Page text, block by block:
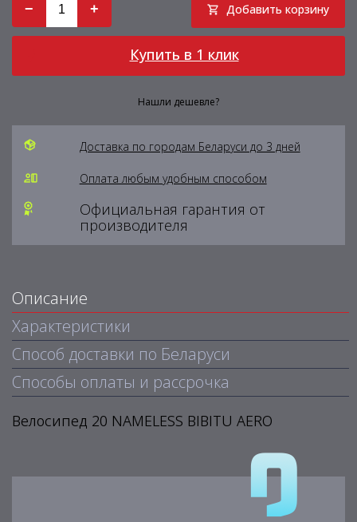
− + Добавить корзину
Купить в 1 клик
Нашли дешевле?
Доставка по городам Беларуси до 3 дней
Оплата любым удобным способом
Официальная гарантия от
производителя
Описание
Характеристики
Способ доставки по Беларуси
Способы оплаты и рассрочка
Велосипед 20 NAMELESS BIBITU AERO